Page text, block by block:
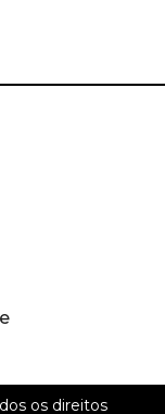
os direitos